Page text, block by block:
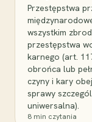
Przestępstwa
wszystkim
przestępstwa
karnego (art.
obrońca lub
czyny i kary
sprawy
uniwersalna).
8 min czytania